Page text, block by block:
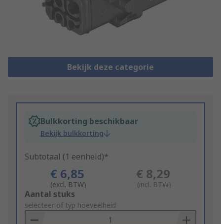
Bekijk deze categorie
Bulkkorting beschikbaar
Bekijk bulkkorting
Subtotaal (1 eenheid)*
€ 6,85
(excl. BTW)
€ 8,29
(incl. BTW)
Add
to
Basket
Aantal stuks
selecteer of typ hoeveelheid